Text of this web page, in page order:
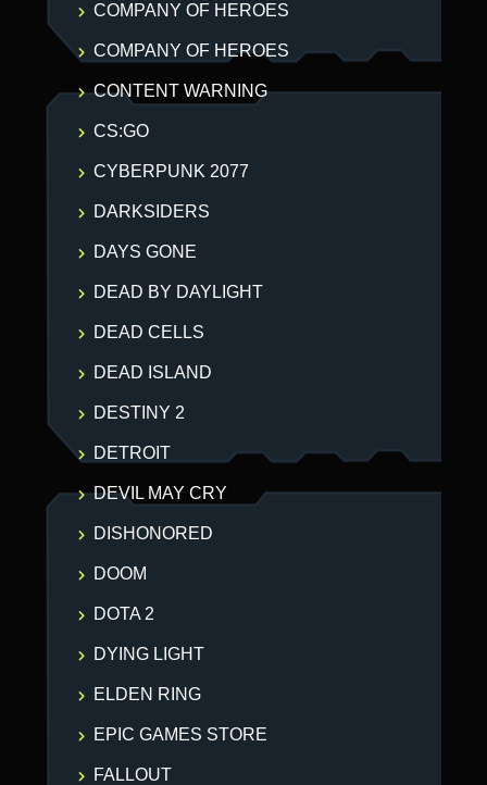
COMPANY OF HEROES
COMPANY OF HEROES
CONTENT WARNING
CS:GO
CYBERPUNK 2077
DARKSIDERS
DAYS GONE
DEAD BY DAYLIGHT
DEAD CELLS
DEAD ISLAND
DESTINY 2
DETROIT
DEVIL MAY CRY
DISHONORED
DOOM
DOTA 2
DYING LIGHT
ELDEN RING
EPIC GAMES STORE
FALLOUT